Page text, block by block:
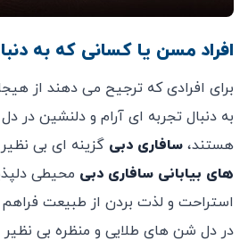
افراد مسن یا کسانی که به
برای افرادی که ترجیح می ‌دهند از
به دنبال تجربه‌ ای آرام و دلنشین در
هستند، سافاری دبی گزینه ‌ای بی
‌های بیابانی سافاری دبی محیطی
استراحت و لذت بردن از طبیعت
در دل شن ‌های طلایی و منظره بی ‌نظیر